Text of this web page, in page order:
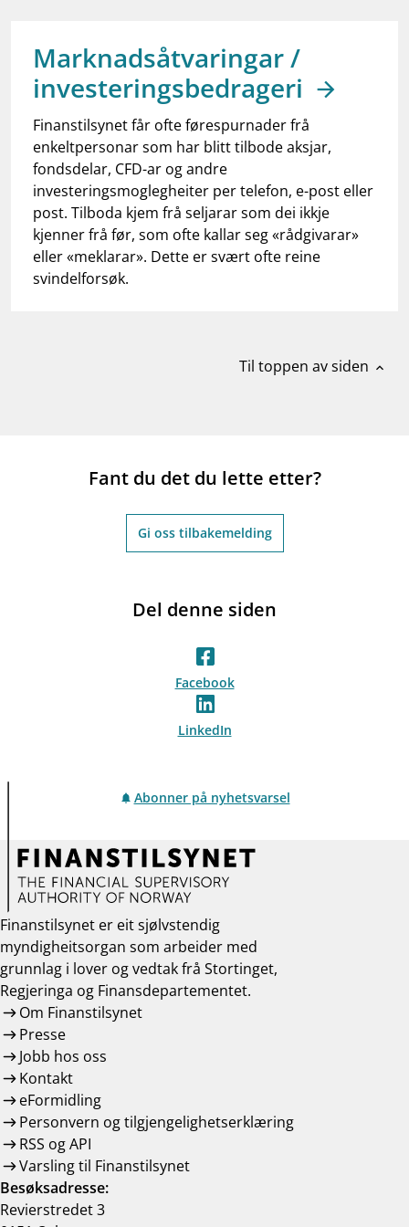
dashboardInformasjon for investorer
notifications_noneAbonner på nyhetsvarsel
Marknadsåtvaringar /
investeringsbedrageri
Finanstilsynet får ofte førespurnader frå
enkeltpersonar som har blitt tilbode aksjar,
fondsdelar, CFD-ar og andre
investeringsmoglegheiter per telefon, e-post eller
post. Tilboda kjem frå seljarar som dei ikkje
kjenner frå før, som ofte kallar seg «rådgivarar»
eller «meklarar». Dette er svært ofte reine
svindelforsøk.
Til toppen av siden expand_less
Fant du det du lette etter?
Gi oss tilbakemelding
Del denne siden
Facebook
LinkedIn
Abonner på nyhetsvarsel
Finanstilsynet er eit sjølvstendig
myndigheitsorgan som arbeider med
grunnlag i lover og vedtak frå Stortinget,
Regjeringa og Finansdepartementet.
Om Finanstilsynet
Presse
Jobb hos oss
Kontakt
eFormidling
Personvern og tilgjengelighetserklæring
RSS og API
Varsling til Finanstilsynet
Besøksadresse:
Revierstredet 3